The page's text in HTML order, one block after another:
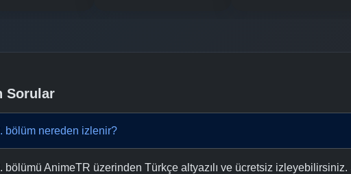
Sorular
bölüm nereden izlenir?
AnimeTR üzerinden Türkçe altyazılı ve ücretsiz izleyebilirsiniz.